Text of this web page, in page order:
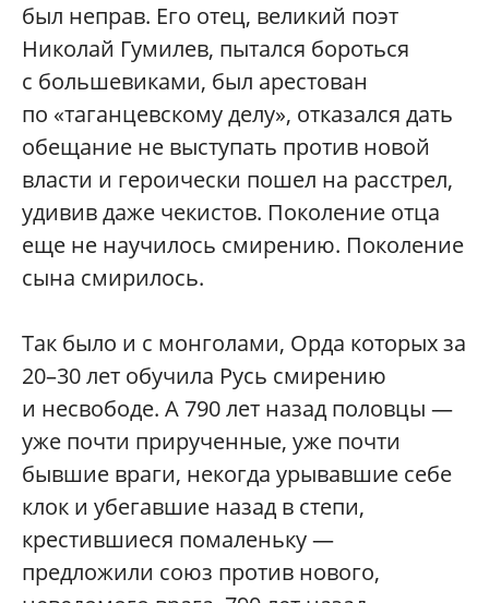
был неправ. Его отец, великий поэт
Николай Гумилев, пытался бороться
с большевиками, был арестован
по «таганцевскому делу», отказался дать
обещание не выступать против новой
власти и героически пошел на расстрел,
удивив даже чекистов. Поколение отца
еще не научилось смирению. Поколение
сына смирилось.
Так было и с монголами, Орда которых за
20–30 лет обучила Русь смирению
и несвободе. А 790 лет назад половцы —
уже почти прирученные, уже почти
бывшие враги, некогда урывавшие себе
клок и убегавшие назад в степи,
крестившиеся помаленьку —
предложили союз против нового,